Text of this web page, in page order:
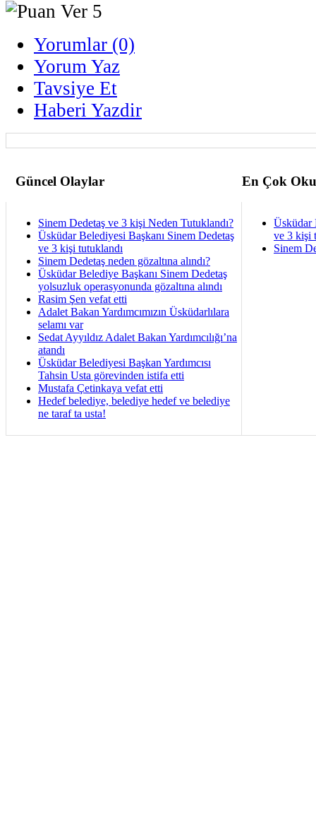
Yorumlar (0)
Yorum Yaz
Tavsiye Et
Haberi Yazdir
Güncel Olaylar En Çok
Sinem Dedetaş ve 3 kişi Neden Tutuklandı?
Üsküdar Belediyesi Başkanı Sinem Dedetaş
ve 3 kişi tutuklandı
Sinem Dedetaş neden gözaltına alındı?
Üsküdar Belediye Başkanı Sinem Dedetaş
yolsuzluk operasyonunda gözaltına alındı
Rasim Şen vefat etti
Adalet Bakan Yardımcımızın Üsküdarlılara
selamı var
Sedat Ayyıldız Adalet Bakan Yardımcılığı’na
atandı
Üsküdar Belediyesi Başkan Yardımcısı
Tahsin Usta görevinden istifa etti
Mustafa Çetinkaya vefat etti
Hedef belediye, belediye hedef ve belediye
ne taraf ta usta!
Üsküdar
ve 3 kişi
Sinem